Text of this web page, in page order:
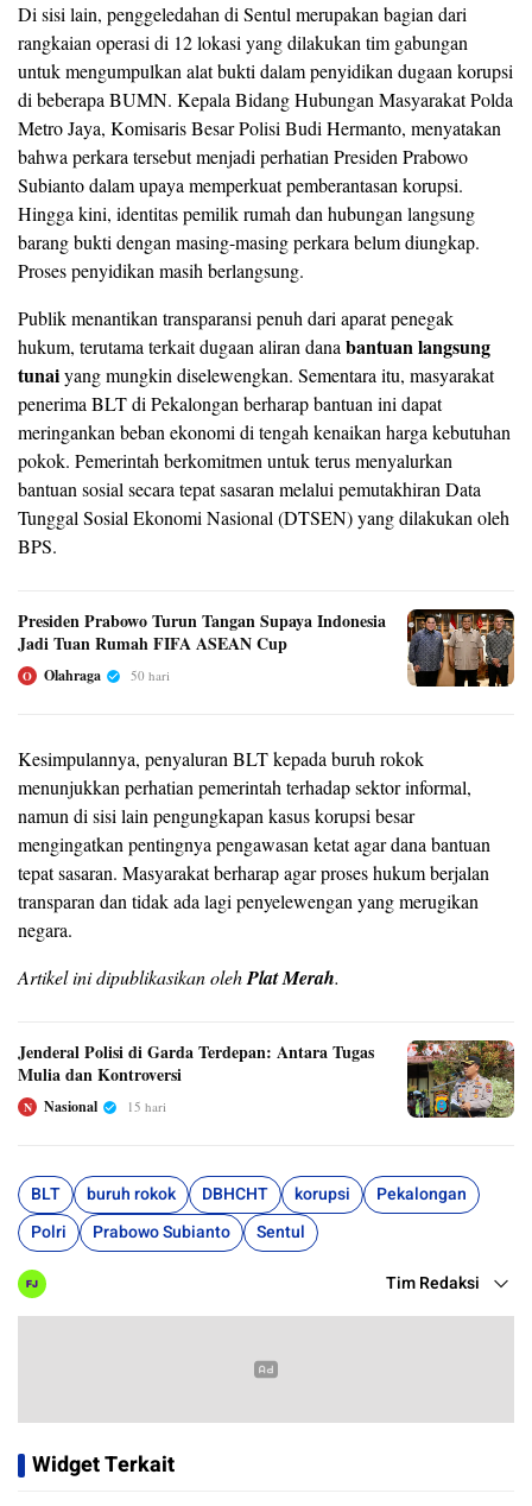
Di sisi lain, penggeledahan di Sentul merupakan bagian dari
rangkaian operasi di 12 lokasi yang dilakukan tim gabungan
untuk mengumpulkan alat bukti dalam penyidikan dugaan korupsi
di beberapa BUMN. Kepala Bidang Hubungan Masyarakat Polda
Metro Jaya, Komisaris Besar Polisi Budi Hermanto, menyatakan
bahwa perkara tersebut menjadi perhatian Presiden Prabowo
Subianto dalam upaya memperkuat pemberantasan korupsi.
Hingga kini, identitas pemilik rumah dan hubungan langsung
barang bukti dengan masing-masing perkara belum diungkap.
Proses penyidikan masih berlangsung.
Publik menantikan transparansi penuh dari aparat penegak
hukum, terutama terkait dugaan aliran danabantuan langsung
tunaiyang mungkin diselewengkan. Sementara itu, masyarakat
penerima BLT di Pekalongan berharap bantuan ini dapat
meringankan beban ekonomi di tengah kenaikan harga kebutuhan
pokok. Pemerintah berkomitmen untuk terus menyalurkan
bantuan sosial secara tepat sasaran melalui pemutakhiran Data
Tunggal Sosial Ekonomi Nasional (DTSEN) yang dilakukan oleh
BPS.
Presiden Prabowo Turun Tangan Supaya Indonesia
Jadi Tuan Rumah FIFA ASEAN Cup
O Olahraga 50 hari
Kesimpulannya, penyaluran BLT kepada buruh rokok
menunjukkan perhatian pemerintah terhadap sektor informal,
namun di sisi lain pengungkapan kasus korupsi besar
mengingatkan pentingnya pengawasan ketat agar dana bantuan
tepat sasaran. Masyarakat berharap agar proses hukum berjalan
transparan dan tidak ada lagi penyelewengan yang merugikan
negara.
Artikel ini dipublikasikan olehPlat Merah.
Jenderal Polisi di Garda Terdepan: Antara Tugas
Mulia dan Kontroversi
N Nasional 15 hari
BLT buruh rokok DBHCHT korupsi
Pekalongan
Polri
Prabowo Subianto Sentul
Tim Redaksi
Widget Terkait